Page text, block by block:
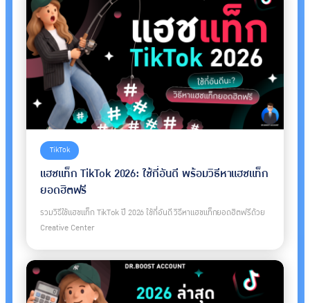
TikTok
แฮชแท็ก TikTok 2026: ใช้กี่อันดี พร้อมวิธีหาแฮชแท็ก
ยอดฮิตฟรี
รวมวิธีใช้แฮชแท็ก TikTok ปี 2026 ใช้กี่อันดี วิธีหาแฮชแท็กยอดฮิตฟรีด้วย
Creative Center